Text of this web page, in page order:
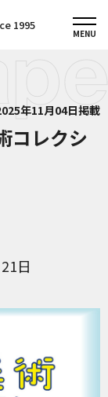
1995
年11月04日掲載
コレクシ
日